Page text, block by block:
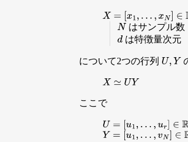
X=[x 1,… ,xN ] ∈R ×N
N はサンプル数
d は特徴量次元
について2つの行列 U,Y
X≃UY
ここで
U =[u 1,… ,ur ] ∈R ×r
Y =[u 1,… ,vN ] ∈R ×N